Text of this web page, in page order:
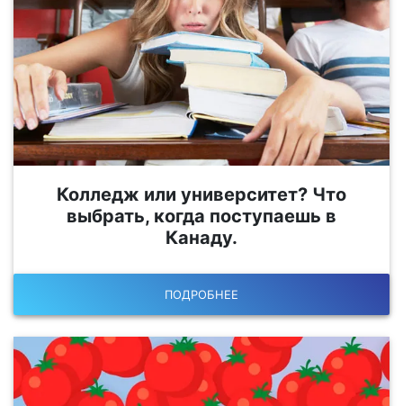
Колледж или университет? Что
выбрать, когда поступаешь в
Канаду.
ПОДРОБНЕЕ